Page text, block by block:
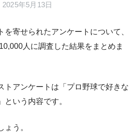
2025年5月13日
を寄せられたアンケートについて、
人に調査した結果をまとめま
トアンケートは「プロ野球で好きな
いう内容です。
ょう。